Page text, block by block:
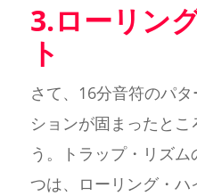
3.ローリン
ト
さて、16分音符のパ
ションが固まったと
う。トラップ・リズ
つは、ローリング・